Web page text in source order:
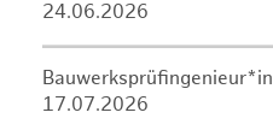
24.06.2026
Bauwerksprüfingenieur*in
17.07.2026